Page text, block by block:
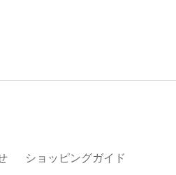
ショッピングガイド